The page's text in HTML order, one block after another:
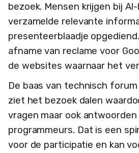
bezoek. Mensen krijgen bij
verzamelde relevante
presenteerblaadje
afname van reclame voor
de websites waarnaar het
De baas van technisch
ziet het bezoek dalen
vragen maar ook antwoorden
programmeurs. Dat is een
voor de participatie en kan